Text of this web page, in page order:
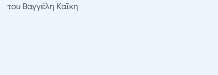
του Βαγγέλη Καΐκη